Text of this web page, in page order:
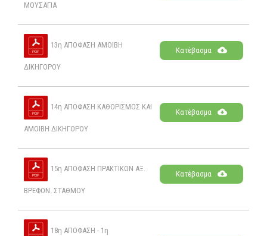
ΜΟΥΣΑΓΙΑ
13η ΑΠΟΦΑΣΗ ΑΜΟΙΒΗ
ΔΙΚΗΓΟΡΟΥ
Κατέβασμα
14η ΑΠΟΦΑΣΗ ΚΑΘΟΡΙΣΜΟΣ ΚΑΙ
ΑΜΟΙΒΗ ΔΙΚΗΓΟΡΟΥ
Κατέβασμα
15η ΑΠΟΦΑΣΗ ΠΡΑΚΤΙΚΩΝ ΑΞ.
ΒΡΕΦΟΝ. ΣΤΑΘΜΟΥ
Κατέβασμα
18η ΑΠΟΦΑΣΗ - 1η